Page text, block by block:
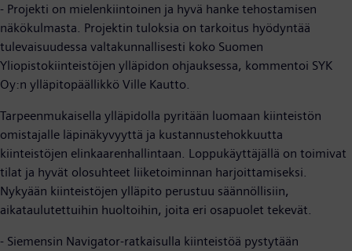
- Projekti on mielenkiintoinen ja hyvä hanke tehostamisen
näkökulmasta. Projektin tuloksia on tarkoitus hyödyntää
tulevaisuudessa valtakunnallisesti koko Suomen
Yliopistokiinteistöjen ylläpidon ohjauksessa, kommentoi SYK
Oy:n ylläpitopäällikkö Ville Kautto.
Tarpeenmukaisella ylläpidolla pyritään luomaan kiinteistön
omistajalle läpinäkyvyyttä ja kustannustehokkuutta
kiinteistöjen elinkaarenhallintaan. Loppukäyttäjällä on toimivat
tilat ja hyvät olosuhteet liiketoiminnan harjoittamiseksi.
Nykyään kiinteistöjen ylläpito perustuu säännöllisiin,
aikataulutettuihin huoltoihin, joita eri osapuolet tekevät.
- Siemensin Navigator-ratkaisulla kiinteistöä pystytään